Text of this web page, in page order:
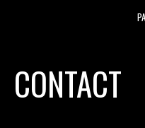
CONTACT